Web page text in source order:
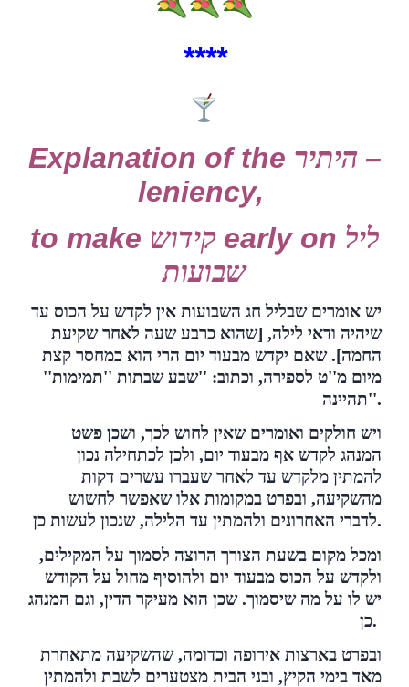
****
Explanation of the היתיר –
leniency,
to make
קידוש early on ליל
שבועות
יש אומרים שבליל חג השבועות אין לקדש על הכוס עד
שיהיה ודאי לילה, [שהוא כרבע שעה לאחר שקיעת
החמה]. שאם יקדש מבעוד יום הרי הוא כמחסר קצת
מיום מ''ט לספירה, וכתוב: ''שבע שבתות ''תמימות''
תהיינה''.
המנהג לקדש אף מבעוד יום, ולכן לכתחילה נכון
להמתין מלקדש עד לאחר שעברו עשרים דקות
מהשקיעה, ובפרט במקומות אלו שאפשר לחשוש
לדברי האחרונים ולהמתין עד הלילה, שנכון לעשות כן.
ולקדש על הכוס מבעוד יום ולהוסיף מחול על הקודש
יש לו על מה שיסמוך. שכן הוא מעיקר הדין, וגם המנהג
כן.
ובפרט בארצות אירופה וכדומה, שהשקיעה מתאחרת
מאד בימי הקיץ, ובני הבית מצטערים לשבת ולהמתין